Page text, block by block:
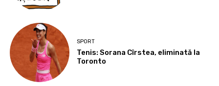
SPORT
Tenis: Sorana Cîrstea, eliminată la
Toronto